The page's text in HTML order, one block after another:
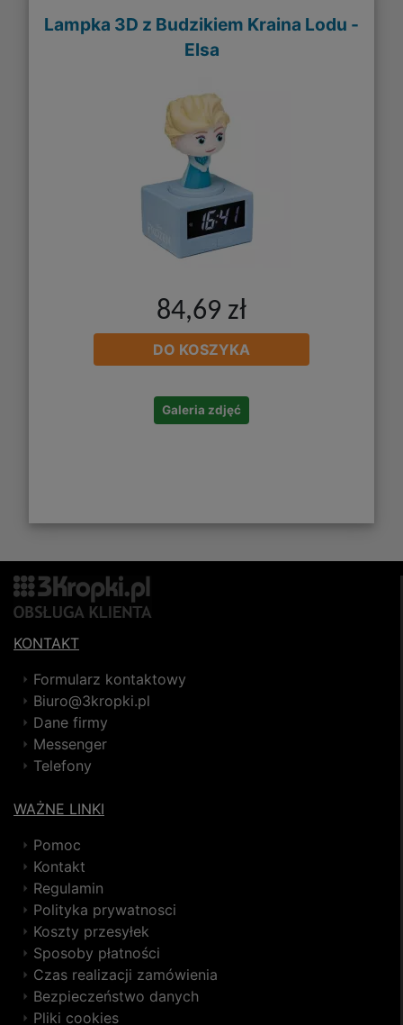
Lampka 3D z Budzikiem Kraina Lodu -
Elsa
84,69 zł
DO KOSZYKA
Galeria zdjęć
KONTAKT
Formularz kontaktowy
Biuro@3kropki.pl
Dane firmy
Messenger
Telefony
WAŻNE LINKI
Pomoc
Kontakt
Regulamin
Polityka prywatnosci
Koszty przesyłek
Sposoby płatności
Czas realizacji zamówienia
Bezpieczeństwo danych
Pliki cookies